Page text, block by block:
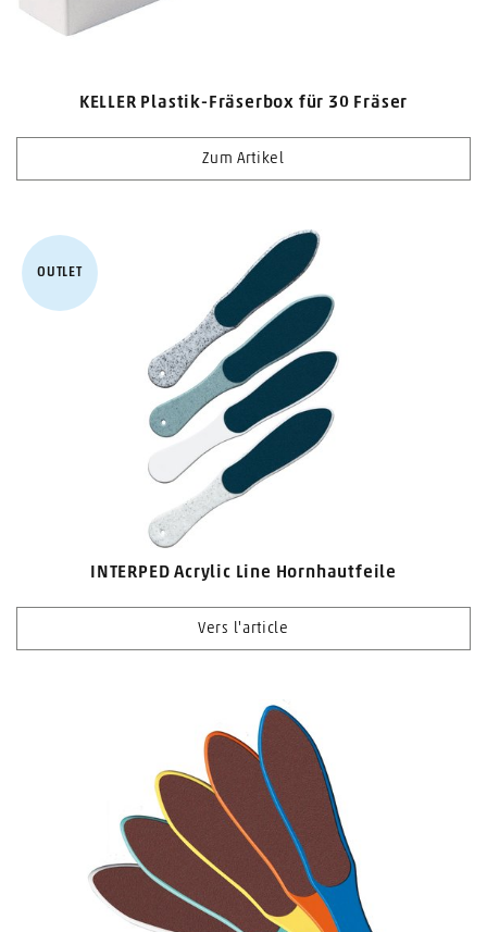
KELLER Plastik-Fräserbox für 30 Fräser
Zum Artikel
INTERPED Acrylic Line Hornhautfeile
Vers l'article
OUTLET